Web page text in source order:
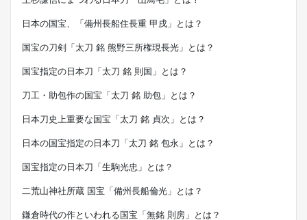
日本の国宝、「備州長船住長重 甲戌」とは？
国宝の刀剣「太刀 銘 熊野三所権現長光」とは？
国宝指定の日本刀「太刀 銘 則国」とは？
刀工・助包作の国宝「太刀 銘 助包」とは？
日本刀史上重要な国宝「太刀 銘 貞次」とは？
日本の国宝指定の日本刀「太刀 銘 包永」とは？
国宝指定の日本刀「生駒光忠」とは？
二荒山神社所蔵 国宝「備州長船倫光」とは？
鎌倉時代の作といわれる国宝「無銘 則房」とは？